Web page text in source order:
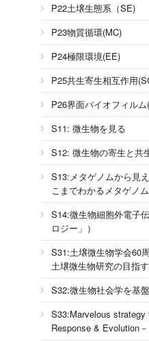
P22土壌生態系（SE)
P23物質循環(MC)
P24極限環境(EE)
P25共生寄生相互作用
P26界面バイオフィル
S11: 微生物を見る
S12: 微生物の寄生と共
S13:メタゲノムから見
こまでわかるメタゲノム
S14:微生物細胞外電子
ロジー」）
S31:土壌微生物学会60
土壌微生物研究の目指す
S32:微生物社会学を基
S33:Marvelous
Response & Evolution－